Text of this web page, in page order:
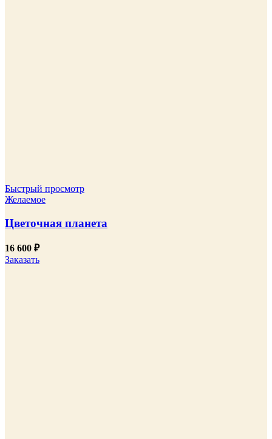
Быстрый просмотр
Желаемое
Цветочная планета
16 600 ₽
Заказать